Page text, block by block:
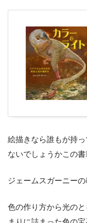
絵描きなら誰もが持
ないでしょうかこの書
ジェームスガーニーの
色の作り方から光の